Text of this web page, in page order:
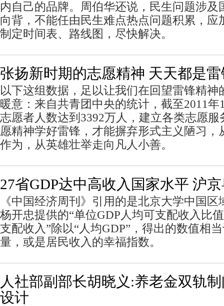
内自己的品牌。周伯华还说，民生问题涉及
向背，不能任由民生难点热点问题积累，应
制定时间表、路线图，尽快解决。
张扬新时期的志愿精神 天天都是
以下这组数据，足以让我们在回望雷锋精神
暖意：来自共青团中央的统计，截至2011
志愿者人数达到3392万人，建立各类志愿服
愿精神学好雷锋，才能摒弃形式主义陋习，
作为，从英雄壮举走向凡人小善。
27省GDP达中高收入国家水平 沪
《中国经济周刊》引用的是北京大学中国
杨开忠提供的“单位GDP人均可支配收入比
支配收入”除以“人均GDP”，得出的数值相
量，或是居民收入的幸福指数。
人社部副部长胡晓义:养老金双轨
设计